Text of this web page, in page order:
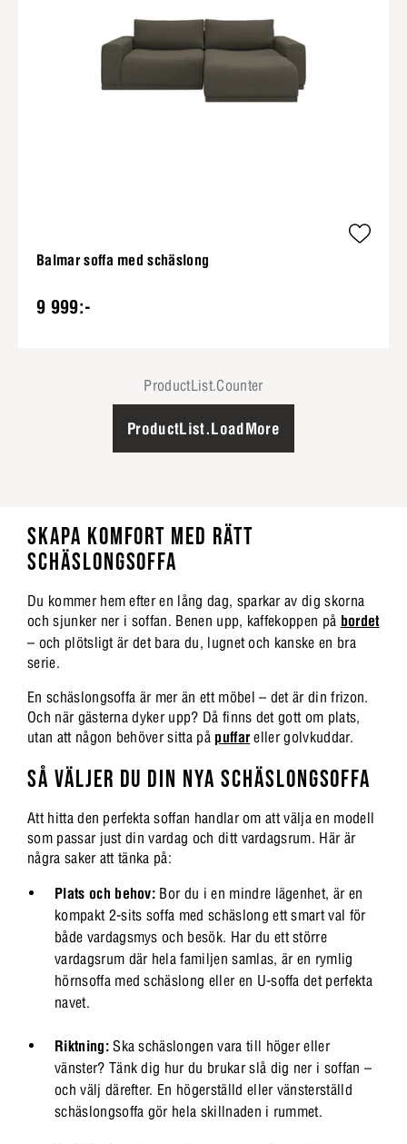
Balmar soffa med schäslong
9 999:-
ProductList.Counter
ProductList.LoadMore
SKAPA KOMFORT MED RÄTT
SCHÄSLONGSOFFA
Du kommer hem efter en lång dag, sparkar av dig skorna
och sjunker ner i soffan. Benen upp, kaffekoppen på bordet
– och plötsligt är det bara du, lugnet och kanske en bra
serie.
En schäslongsoffa är mer än ett möbel – det är din frizon.
Och när gästerna dyker upp? Då finns det gott om plats,
utan att någon behöver sitta på puffareller golvkuddar.
SÅ VÄLJER DU DIN NYA SCHÄSLONGSOFFA
Att hitta den perfekta soffan handlar om att välja en modell
som passar just din vardag och ditt vardagsrum. Här är
några saker att tänka på:
Plats och behov: Bor du i en mindre lägenhet, är en
kompakt 2-sits soffa med schäslong ett smart val för
både vardagsmys och besök. Har du ett större
vardagsrum där hela familjen samlas, är en rymlig
hörnsoffa med schäslong eller en U-soffa det perfekta
navet.
Riktning:Ska schäslongen vara till höger eller
vänster? Tänk dig hur du brukar slå dig ner i soffan –
och välj därefter. En högerställd eller vänsterställd
schäslongsoffa gör hela skillnaden i rummet.